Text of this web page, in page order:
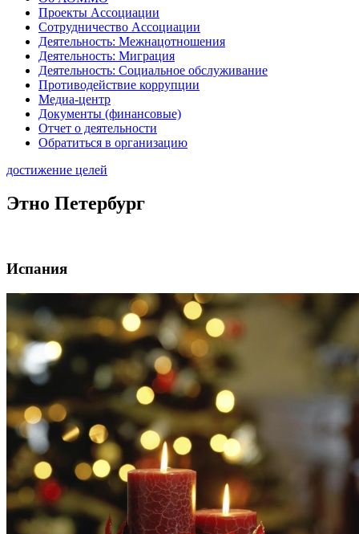
Проекты Ассоциации
Сотрудничество Ассоциации
Деятельность: Межнацотношения
Деятельность: Миграция
Деятельность: Социальное обслуживание
Противодействие коррупции
Медиа-центр
Документы (финансовые)
Отчет о деятельности
Обратиться в организацию
достижение целей
Этно Петербург
Испания